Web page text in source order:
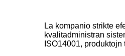
La kompanio strikte
kvalitadministran
ISO14001,